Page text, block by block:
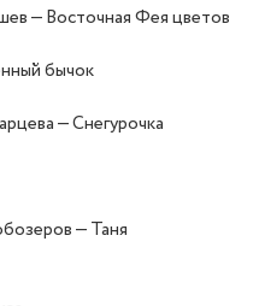
— Восточная Фея цветов
бычок
— Снегурочка
— Таня